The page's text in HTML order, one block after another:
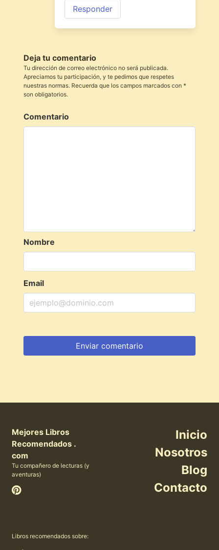
Responder
Deja tu comentario
Tu dirección de correo electrónico no será publicada.
Apreciamos tu participación, y te pedimos que respetes
nuestras normas. Recuerda que los campos marcados con *
son obligatorios.
Comentario
Nombre
Email
Mejores Libros
Recomendados .
com
Tu compañero de lecturas (y
aventuras)
Inicio
Nosotros
Blog
Contacto
Libros recomendados sobre: